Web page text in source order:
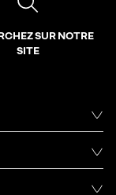
SUR NOTRE
SITE